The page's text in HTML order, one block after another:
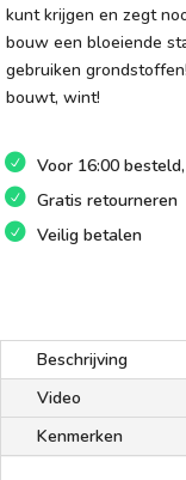
kunt krijgen en zegt
bouw een bloeiende
gebruiken
bouwt, wint!
Voor 16:00
Gratis retourneren
Veilig betalen
Beschrijving
Video
Kenmerken